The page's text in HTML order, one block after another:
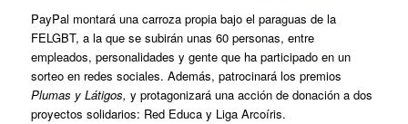
PayPal montará una carroza propia bajo el paraguas de la
FELGBT, a la que se subirán unas 60 personas, entre
empleados, personalidades y gente que ha participado en un
sorteo en redes sociales. Además, patrocinará los premios
Plumas y Látigos, y protagonizará una acción de donación a dos
proyectos solidarios: Red Educa y Liga Arcoíris.